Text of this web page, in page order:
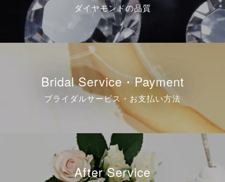
ダイヤモンドの品質
Bridal Service・Payment
ブライダルサービス・お支払い方法
After Service